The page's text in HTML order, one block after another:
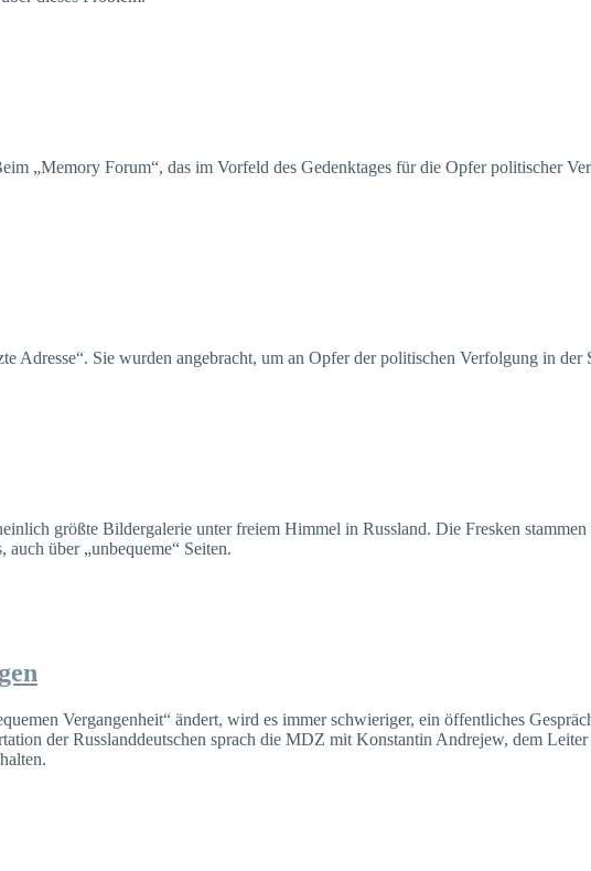
„Memory Forum“, das im Vorfeld des Gedenktages für die Opfer politischer
Adresse“. Sie wurden angebracht, um an Opfer der politischen Verfolgung in der
größte Bildergalerie unter freiem Himmel in Russland. Die Fresken
über „unbequeme“ Seiten.
Vergangenheit“ ändert, wird es immer schwieriger, ein öffentliches
der Russlanddeutschen sprach die MDZ mit Konstantin Andrejew, dem